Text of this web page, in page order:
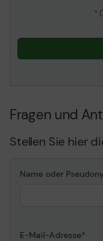
*
Fragen und
Stellen Sie hier
Name oder
E-Mail-Adresse